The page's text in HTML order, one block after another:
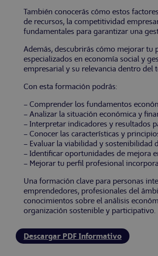
También conocerás cómo estos
de recursos, la competitividad
fundamentales para garantizar una
Además, descubrirás cómo mejorar
especializados en economía social y
empresarial y su relevancia dentro del
Con esta formación podrás:
– Comprender los fundamentos
– Analizar la situación económica y
– Interpretar indicadores y resultados
– Conocer las características y
– Evaluar la viabilidad y sostenibilidad
– Identificar oportunidades de mejora
– Mejorar tu perfil profesional
Una formación clave para personas
emprendedores, profesionales del
conocimientos sobre el análisis
organización sostenible y participativo.
Descargar PDF Informativo